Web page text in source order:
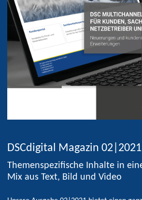
DSCdigital Magazin 02|2021
Themenspezifische Inhalte in
Mix aus Text, Bild und Video